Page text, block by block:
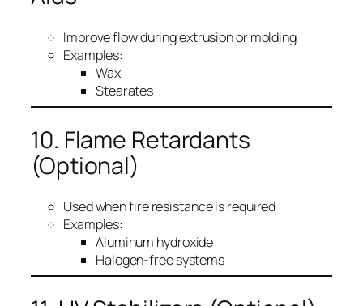
Improve flow during extrusion or molding
Examples:
Wax
Stearates
10. Flame Retardants
(Optional)
Used when fire resistance is required
Examples:
Aluminum hydroxide
Halogen-free systems